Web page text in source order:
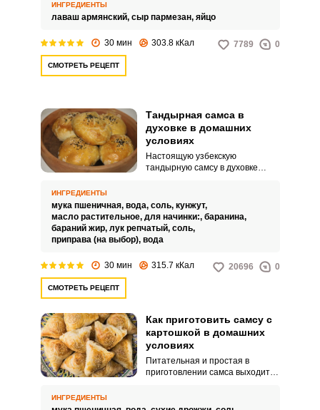
приятно удивит домашних и
гостей.
ИНГРЕДИЕНТЫ
лаваш армянский, сыр пармезан, яйцо
30 мин 303.8 кКал 7789 0
СМОТРЕТЬ РЕЦЕПТ
Тандырная самса в
духовке в домашних
условиях
Настоящую узбекскую
тандырную самсу в духовке
оценят пышное румяное тесто и
сочную мясную начинку.
ИНГРЕДИЕНТЫ
мука пшеничная, вода, соль, кунжут,
масло растительное, для начинки:, баранина,
бараний жир, лук репчатый, соль,
приправа (на выбор), вода
30 мин 315.7 кКал 20696 0
СМОТРЕТЬ РЕЦЕПТ
Как приготовить самсу с
картошкой в домашних
условиях
Питательная и простая в
приготовлении самса выходит с
или ужину.
ИНГРЕДИЕНТЫ